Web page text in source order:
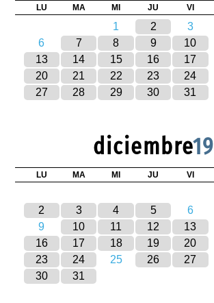
LU MA MI JU VI
1 2 3
6
7 8 9 10
13
14 15 16 17
20
21 22 23 24
27
28 29 30 31
diciembre19
LU MA MI JU VI
2
3 4 5 6
9
10 11 12 13
16
17 18 19 20
23
24 25 26 27
30
31